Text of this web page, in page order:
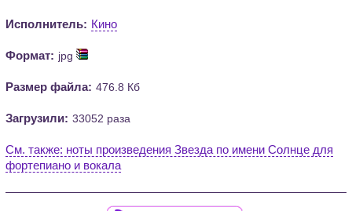
Исполнитель: Кино
Формат: jpg
Размер файла: 476.8 Кб
Загрузили: 33052 раза
См. также: ноты произведения Звезда по имени Солнце для
фортепиано и вокала